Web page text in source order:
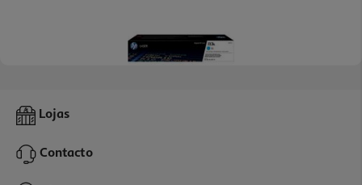
Toner Original Hp 117a Ciano Laser
69,99 €
Lojas
Contacto